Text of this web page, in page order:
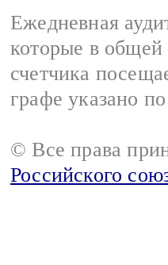
Ежедневная
которые в
счетчика
графе указано
© Все права
Российского